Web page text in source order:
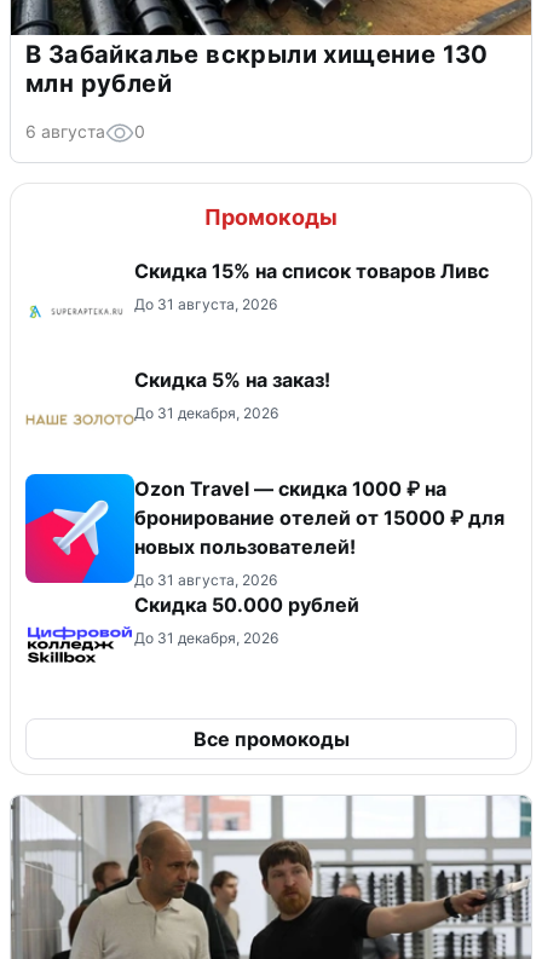
В Забайкалье вскрыли хищение 130
млн рублей
6 августа 0
Промокоды
Скидка 15% на список товаров Ливс
До 31 августа, 2026
Скидка 5% на заказ!
До 31 декабря, 2026
Ozon Travel — скидка 1000 ₽ на
бронирование отелей от 15000 ₽ для
новых пользователей!
До 31 августа, 2026
Скидка 50.000 рублей
До 31 декабря, 2026
Все промокоды